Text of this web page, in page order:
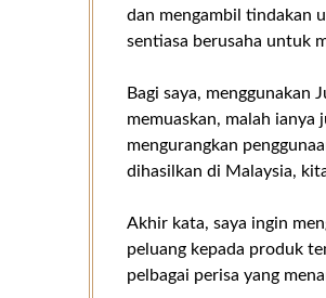
dan mengambil tindakan
sentiasa berusaha untuk
Bagi saya, menggunakan
memuaskan, malah ianya
mengurangkan
dihasilkan di Malaysia,
Akhir kata, saya ingin
peluang kepada produk
pelbagai perisa yang